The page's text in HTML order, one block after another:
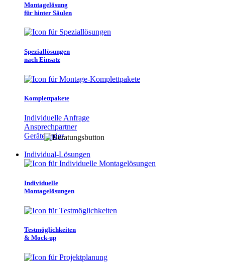
Montagelösung
für hinter Säulen
Speziallösungen
nach Einsatz
Komplettpakete
Individuelle Anfrage
Ansprechpartner
Gerätefinder
Individual-Lösungen
Individuelle
Montagelösungen
Testmöglichkeiten
& Mock-up